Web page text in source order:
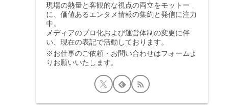
現場の熱量と客観的な視点の両立をモットー
に、価値あるエンタメ情報の集約と発信に注力
中。
メディアのプロ化および運営体制の変更に伴
い、現在の表記で活動しております。
※お仕事のご依頼・お問い合わせはフォームよ
りお願いいたします。